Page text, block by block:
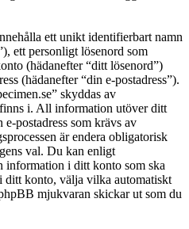
ett unikt identifierbart namn
ett personligt lösenord som
(hädanefter “ditt lösenord”)
(hädanefter “din e-postadress”).
skyddas av
i. All information utöver ditt
postadress som krävs av
är endera obligatorisk
val. Du kan enligt
i ditt konto som ska
ditt konto, välja vilka automatiskt
mjukvaran skickar ut som du